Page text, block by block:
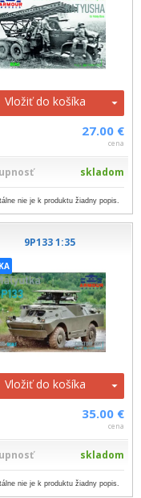
Vložiť do košíka
27.00 €
cena
skladom
nie je k produktu žiadny popis.
9P133 1:35
Vložiť do košíka
35.00 €
cena
skladom
nie je k produktu žiadny popis.